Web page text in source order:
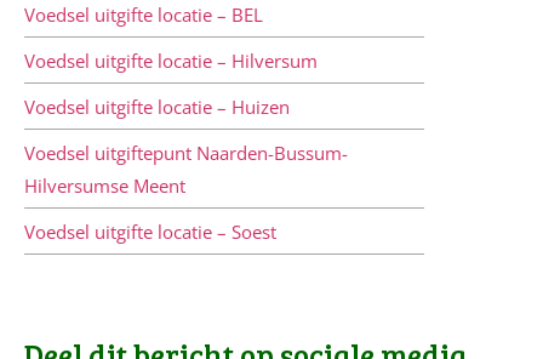
Voedsel uitgifte locatie – BEL
Voedsel uitgifte locatie – Hilversum
Voedsel uitgifte locatie – Huizen
Voedsel uitgiftepunt Naarden-Bussum-
Hilversumse Meent
Voedsel uitgifte locatie – Soest